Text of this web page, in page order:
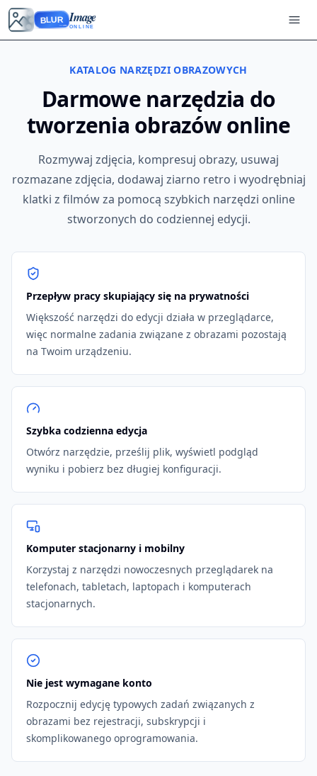
BLUR Image
ONLINE
KATALOG NARZĘDZI OBRAZOWYCH
Darmowe narzędzia do
tworzenia obrazów online
Rozmywaj zdjęcia, kompresuj obrazy, usuwaj
rozmazane zdjęcia, dodawaj ziarno retro i wyodrębniaj
klatki z filmów za pomocą szybkich narzędzi online
stworzonych do codziennej edycji.
Przepływ pracy skupiający się na prywatności
Większość narzędzi do edycji działa w przeglądarce,
więc normalne zadania związane z obrazami pozostają
na Twoim urządzeniu.
Szybka codzienna edycja
Otwórz narzędzie, prześlij plik, wyświetl podgląd
wyniku i pobierz bez długiej konfiguracji.
Komputer stacjonarny i mobilny
Korzystaj z narzędzi nowoczesnych przeglądarek na
telefonach, tabletach, laptopach i komputerach
stacjonarnych.
Nie jest wymagane konto
Rozpocznij edycję typowych zadań związanych z
obrazami bez rejestracji, subskrypcji i
skomplikowanego oprogramowania.